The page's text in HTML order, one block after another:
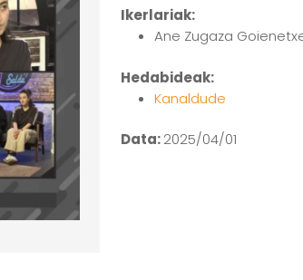
Ikerlariak:
Ane Zugaza
Hedabideak:
Kanaldude
Data:2025/04/01